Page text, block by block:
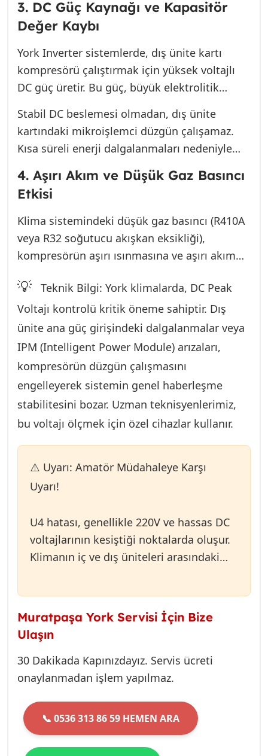
3. DC Güç Kaynağı ve Kapasitör
Değer Kaybı
York Inverter sistemlerde, dış ünite kartı
kompresörü çalıştırmak için yüksek voltajlı
DC güç üretir. Bu güç, büyük elektrolitik
filtrelenir ve stabilize edilir. Zamanla ve
yüksek ısıya maruz kaldıkça (özellikle
Muratpaşa yazları), bu kapasitörler şişer veya
kapasite değerlerini kaybeder (ESR artışı).
Stabil DC beslemesi olmadan, dış ünite
kartındaki mikroişlemci düzgün çalışamaz.
Kısa süreli enerji dalgalanmaları nedeniyle
olarak durması, U4 hatasına neden olur.
Kapasitör değişimleri, bazen pahalı bir kart
değişiminden kurtarabilir.
4. Aşırı Akım ve Düşük Gaz Basıncı
Etkisi
Klima sistemindeki düşük gaz basıncı (R410A
veya R32 soğutucu akışkan eksikliği),
kompresörün aşırı ısınmasına ve aşırı akım
amacıyla iletişimi kesebilir ve bu da U4 olarak
algılanabilir (bazı York modellerinde diğer
koruma kodlarıyla karışabilir). Uzman servis,
sadece elektrik hatlarını değil, aynı zamanda
sistemin soğutma döngüsü parametrelerini
de kontrol etmelidir. Eksik gaz, kart
üzerindeki akım sensörlerinin hatalı veri
okumasına neden olabilir.
💡
Teknik Bilgi: York klimalarda, DC Peak
Voltajı kontrolü kritik öneme sahiptir. Dış
ünite ana güç girişindeki dalgalanmalar veya
IPM (Intelligent Power Module) arızaları,
kompresörün düzgün çalışmasını
engelleyerek sistemin genel haberleşme
stabilitesini bozar. Uzman teknisyenlerimiz,
bu voltajı ölçmek için özel cihazlar kullanır.
⚠️ Uyarı: Amatör Müdahaleye Karşı
Uyarı!
U4 hatası, genellikle 220V ve hassas DC
voltajlarının kesiştiği noktalarda oluşur.
Klimanın iç ve dış üniteleri arasındaki
de yanlış bağlantı yapılması durumunda
sağlam olan PCB kartlarının da
tamamen yanmasına neden olabilir.
Multimetre ile gelişi güzel yapılan
ölçümler, kartın mikroişlemcisine zarar
servisten destek alın.
Muratpaşa York Servisi İçin Bize
Ulaşın
30 Dakikada Kapınızdayız. Servis ücreti
onaylanmadan işlem yapılmaz.
📞 0536 313 86 59 HEMEN ARA